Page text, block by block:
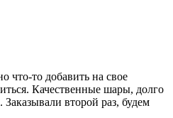
что-то добавить на свое
Качественные шары, долго
Заказывали второй раз, будем